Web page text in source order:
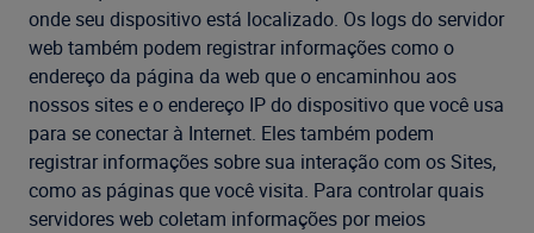
onde seu dispositivo está localizado. Os logs do servidor
web também podem registrar informações como o
endereço da página da web que o encaminhou aos
nossos sites e o endereço IP do dispositivo que você usa
para se conectar à Internet. Eles também podem
registrar informações sobre sua interação com os Sites,
como as páginas que você visita. Para controlar quais
servidores web coletam informações por meios